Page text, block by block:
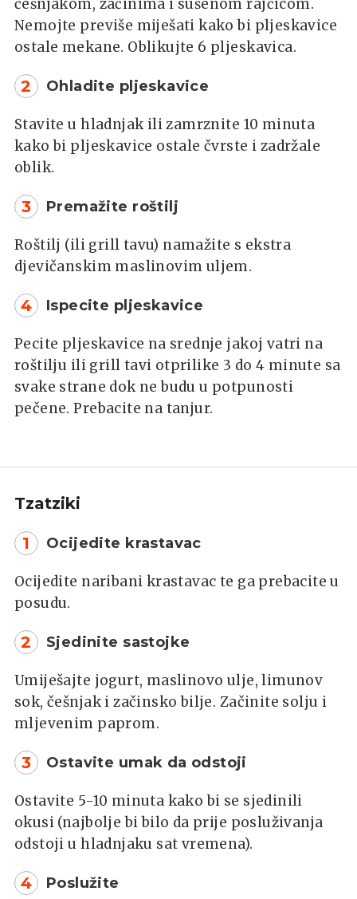
češnjakom, začinima i sušenom rajčicom.
Nemojte previše miješati kako bi pljeskavice
ostale mekane. Oblikujte 6 pljeskavica.
2 Ohladite pljeskavice
Stavite u hladnjak ili zamrznite 10 minuta
kako bi pljeskavice ostale čvrste i zadržale
oblik.
3 Premažite roštilj
Roštilj (ili grill tavu) namažite s ekstra
djevičanskim maslinovim uljem.
4 Ispecite pljeskavice
Pecite pljeskavice na srednje jakoj vatri na
roštilju ili grill tavi otprilike 3 do 4 minute sa
svake strane dok ne budu u potpunosti
pečene. Prebacite na tanjur.
Tzatziki
1 Ocijedite krastavac
Ocijedite naribani krastavac te ga prebacite u
posudu.
2 Sjedinite sastojke
Umiješajte jogurt, maslinovo ulje, limunov
sok, češnjak i začinsko bilje. Začinite solju i
mljevenim paprom.
3 Ostavite umak da odstoji
Ostavite 5-10 minuta kako bi se sjedinili
okusi (najbolje bi bilo da prije posluživanja
odstoji u hladnjaku sat vremena).
4 Poslužite